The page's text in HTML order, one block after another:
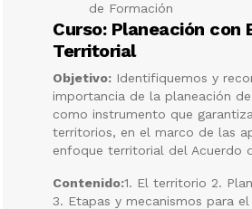
de Formación
Curso: Planeación con
Territorial
Objetivo: Identifiquemos y
importancia de la planeación
como instrumento que
territorios, en el marco de las
enfoque territorial del Acuerdo
Contenido:1. El territorio 2.
3. Etapas y mecanismos para